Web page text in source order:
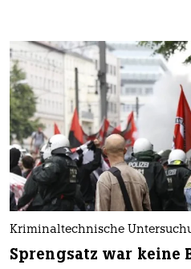
Kriminaltechnische
Sprengsatz war keine